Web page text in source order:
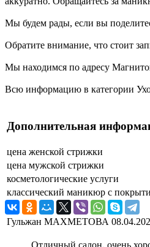
Мы будем рады, если вы
Обратите внимание, что стоит
Мы находимся по адресу
Всю информацию в категории
Дополнительная
цена женской стрижки
цена мужской стрижки
косметологические услуги
классический маникюр с
Гульжан МАХМЕТОВА
Отличный салон, очень